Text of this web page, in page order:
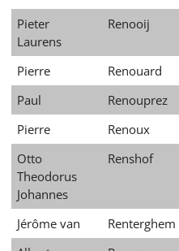
Pieter
Laurens
Renooij
Pierre Renouard
Paul
Renouprez
Pierre
Renoux
Otto
Theodorus
Johannes
Renshof
Jérôme van Renterghem